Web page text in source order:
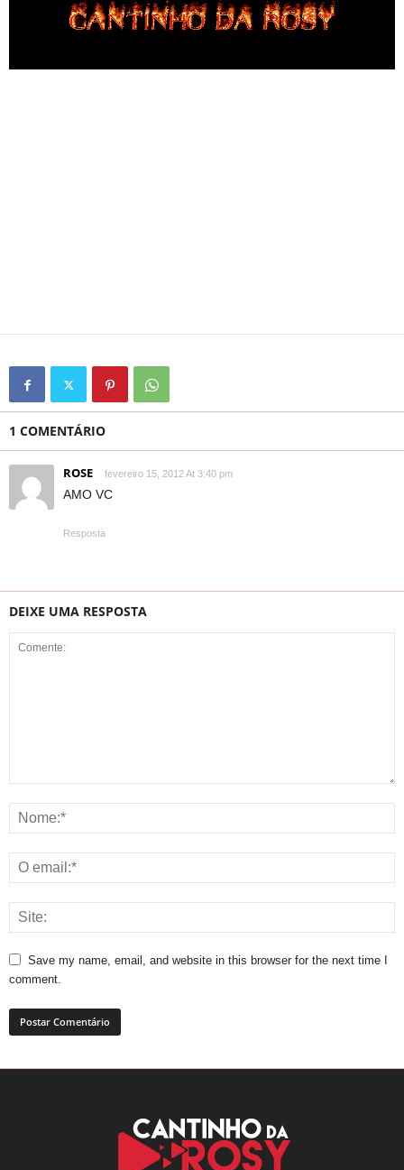
1 COMENTÁRIO
ROSE fevereiro 15, 2012 At 3:40 pm
AMO VC
Resposta
DEIXE UMA RESPOSTA
Save my name, email, and website in this browser for the next time I
comment.